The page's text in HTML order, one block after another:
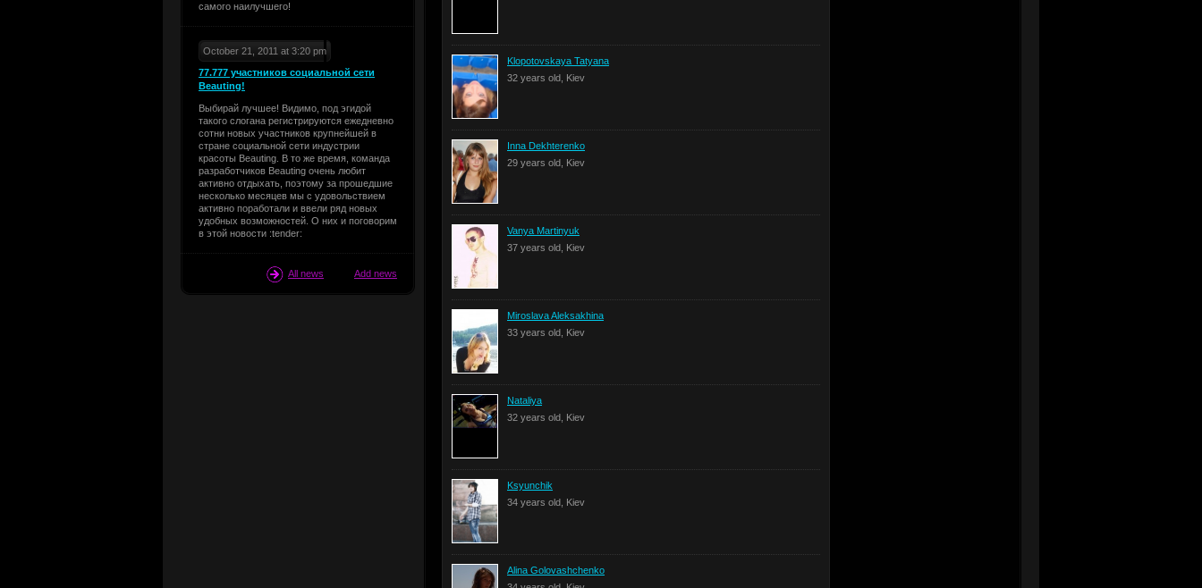
самого наилучшего!
October 21, 2011 at 3:20 pm
77.777 участников социальной сети
Beauting!
Выбирай лучшее! Видимо, под эгидой
такого слогана регистрируются ежедневно
сотни новых участников крупнейшей в
стране социальной сети индустрии
красоты Beauting. В то же время, команда
разработчиков Beauting очень любит
активно отдыхать, поэтому за прошедшие
несколько месяцев мы с удовольствием
активно поработали и ввели ряд новых
удобных возможностей. О них и поговорим
в этой новости :tender:
Add news
All news
Klopotovskaya Tatyana
32 years old, Kiev
Inna Dekhterenko
29 years old, Kiev
Vanya Martinyuk
37 years old, Kiev
Miroslava Aleksakhina
33 years old, Kiev
Nataliya
32 years old, Kiev
Ksyunchik
34 years old, Kiev
Alina Golovashchenko